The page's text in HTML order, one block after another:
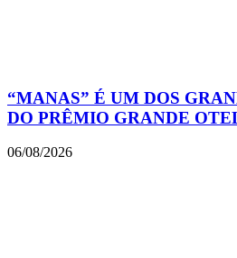
“MANAS” É UM DOS
DO PRÊMIO GRANDE
06/08/2026